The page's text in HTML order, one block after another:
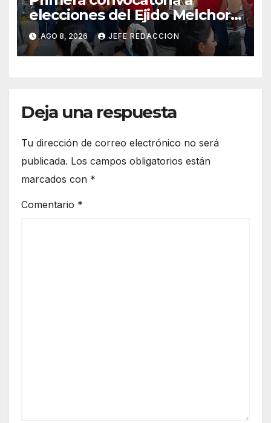
elecciones del Ejido Melchor
Ocampo en Lázaro Cárdenas
el domingo
AGO 8, 2026 JEFE REDACCION
Deja una respuesta
Tu dirección de correo electrónico no será
publicada. Los campos obligatorios están
marcados con *
Comentario *